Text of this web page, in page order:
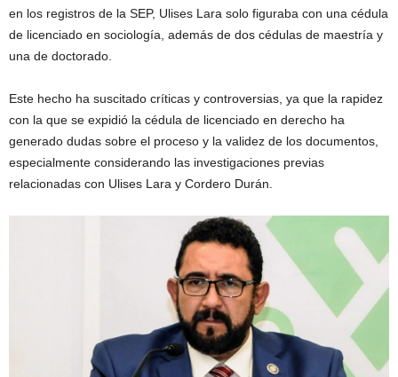
en los registros de la SEP, Ulises Lara solo figuraba con una cédula
de licenciado en sociología, además de dos cédulas de maestría y
una de doctorado.
Este hecho ha suscitado críticas y controversias, ya que la rapidez
con la que se expidió la cédula de licenciado en derecho ha
generado dudas sobre el proceso y la validez de los documentos,
especialmente considerando las investigaciones previas
relacionadas con Ulises Lara y Cordero Durán.